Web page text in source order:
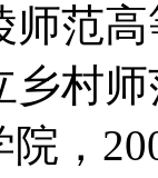
师范
乡村
，